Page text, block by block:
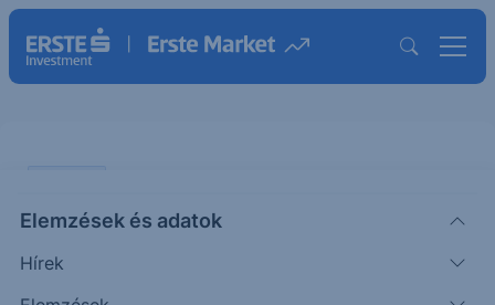
Elemzések és adatok
Hírek
gázárak – 4% alatt a magyar